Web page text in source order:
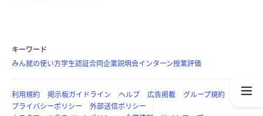
キーワード
みん就の使い方学生認証合同企業説明会インターン授業評価
利用規約 掲示板ガイドライン ヘルプ 広告掲載
グループ規約
プライバシーポリシー
外部送信ポリシー